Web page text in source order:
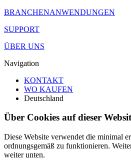
BRANCHENANWENDUNGEN
SUPPORT
ÜBER UNS
Navigation
KONTAKT
WO KAUFEN
Deutschland
Über Cookies auf dieser
Diese Website verwendet die minimal
ordnungsgemäß zu funktionieren.
weiter unten.